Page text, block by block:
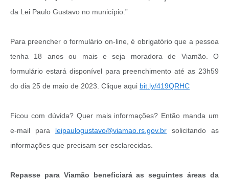
da Lei Paulo Gustavo no município.”
Para preencher o formulário on-line, é obrigatório que a pessoa
tenha 18 anos ou mais e seja moradora de Viamão. O
formulário estará disponível para preenchimento até as 23h59
do dia 25 de maio de 2023. Clique aqui bit.ly/419QRHC
Ficou com dúvida? Quer mais informações? Então manda um
e-mail para leipaulogustavo@viamao.rs.gov.br solicitando as
informações que precisam ser esclarecidas.
Repasse para Viamão beneficiará as seguintes áreas da